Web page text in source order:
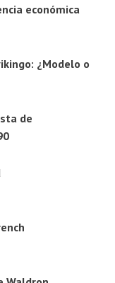
económica
¿Modelo o
de